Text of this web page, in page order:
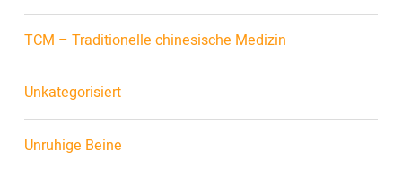
TCM – Traditionelle chinesische Medizin
Unkategorisiert
Unruhige Beine